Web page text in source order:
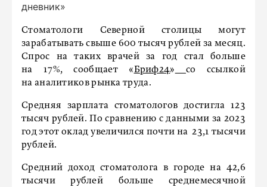
дневник»
Стоматологи Северной столицы могут
зарабатывать свыше 600 тысяч рублей за месяц.
Спрос на таких врачей за год стал больше
на 17%, сообщает «Бриф24»
со ссылкой
на аналитиков рынка труда.
Средняя зарплата стоматологов достигла 123
тысяч рублей. По сравнению с данными за 2023
год этот оклад увеличился почти на 23,1 тысячи
рублей.
Средний доход стоматолога в городе на 42,6
тысячи рублей больше среднемесячной